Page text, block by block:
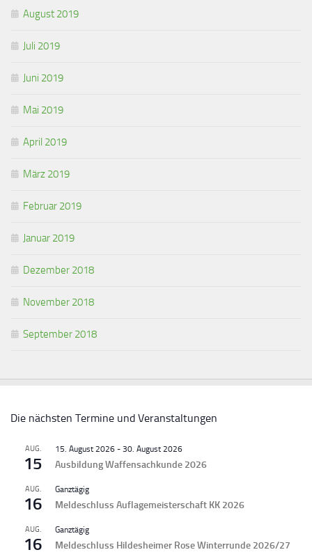
August 2019
Juli 2019
Juni 2019
Mai 2019
April 2019
März 2019
Februar 2019
Januar 2019
Dezember 2018
November 2018
September 2018
Die nächsten Termine und Veranstaltungen
AUG.
15
15. August 2026 - 30. August 2026
Ausbildung Waffensachkunde 2026
AUG.
16
Ganztägig
Meldeschluss Auflagemeisterschaft KK 2026
AUG.
16
Ganztägig
Meldeschluss Hildesheimer Rose Winterrunde 2026/27